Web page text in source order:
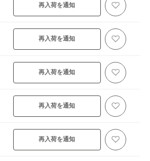
再入荷を通知
再入荷を通知
再入荷を通知
再入荷を通知
再入荷を通知